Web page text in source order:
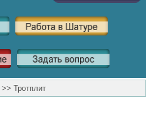
>> Тротплит